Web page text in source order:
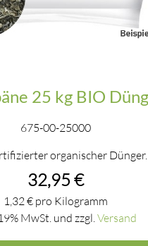
25 kg BIO
675-00-25000
organischer Dünger.
32,95 €
1,32 € pro Kilogramm
MwSt. und zzgl. Versand